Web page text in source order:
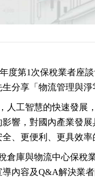
度第1次保稅業者座
分享「物流管理與淨
人工智慧的快速發展
響，對國內產業發展
、更便利、更具效率
倉庫與物流中心保稅
內容及Q&A解決業